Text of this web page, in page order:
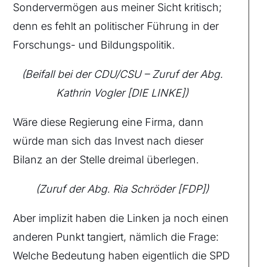
Sondervermögen aus meiner Sicht kritisch;
denn es fehlt an politischer Führung in der
Forschungs- und Bildungspolitik.
(Beifall bei der CDU/CSU – Zuruf der Abg.
Kathrin Vogler [DIE LINKE])
Wäre diese Regierung eine Firma, dann
würde man sich das Invest nach dieser
Bilanz an der Stelle dreimal überlegen.
(Zuruf der Abg. Ria Schröder [FDP])
Aber implizit haben die Linken ja noch einen
anderen Punkt tangiert, nämlich die Frage:
Welche Bedeutung haben eigentlich die SPD